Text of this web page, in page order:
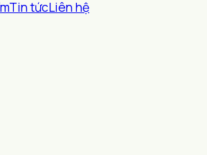
Tin tứcLiên hệ